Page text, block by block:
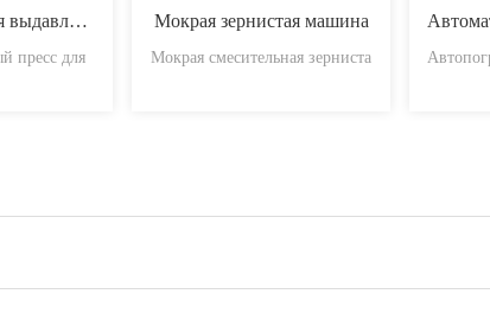
Сухой пресс для выдавливания частиц
пресс для
Мокрая зернистая машина
Мокрая смесительная зерниста